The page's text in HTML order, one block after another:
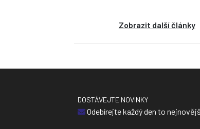
Zobrazit další články
DOSTÁVEJTE NOVINKY
Odebírejte každý den to